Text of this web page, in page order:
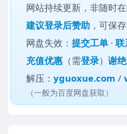
网站持续更新，非随时
建议登录后赞助 ，可保
网盘失效：提交工单 ·联
充值优惠 （需登录）谢
解压：yguoxue.com /
（一般为百度网盘获取）